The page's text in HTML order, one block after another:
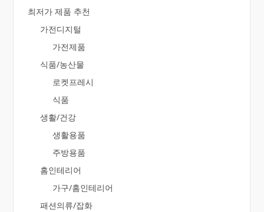
최저가 제품 추천
가전디지털
가전제품
식품/농산물
로켓프레시
식품
생활/건강
생활용품
주방용품
홈인테리어
가구/홈인테리어
패션의류/잡화